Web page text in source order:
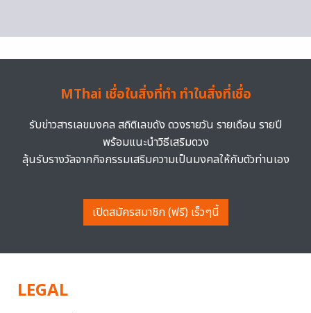
MThai เชื่อในสิ่งที่ทำ ทำในสิ่งที่เชื่อ
รับข่าวสารเลขมงคล สถิติเลขดัง ดวงรายวัน รายเดือน รายปี
พร้อมแนะนำวิธีเสริมดวง
ลุ้นรับรางวัลจากกิจกรรมเสริมความเป็นมงคลให้กับตัวท่านเอง
เปิดสมัครสมาชิก (ฟรี) เร็วๆนี้
LEGAL